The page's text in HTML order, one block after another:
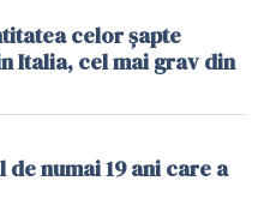
celor șapte
Italia, cel mai grav din
numai 19 ani care a